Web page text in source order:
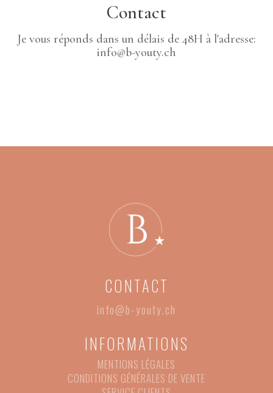
Contact
Je vous réponds dans un délais de 48H à l'adresse:
info@b-youty.ch
CONTACT
info@b-youty.ch
INFORMATIONS
MENTIONS LÉGALES
CONDITIONS GÉNÉRALES DE VENTE